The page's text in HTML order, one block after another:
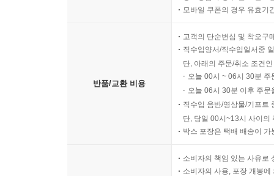
모바일 쿠폰의 경우 유효기
반품/교환 비용
고객의 단순변심 및 착오구
직수입양서/직수입일서중
단, 아래의 주문/취소 조건
오늘 00시 ~ 06시 30분
오늘 06시 30분 이후 주
직수입 음반/영상물/기프트
단, 당일 00시~13시 사이의
박스 포장은 택배 배송이
소비자의 책임 있는 사유로
소비자의 사용, 포장 개봉